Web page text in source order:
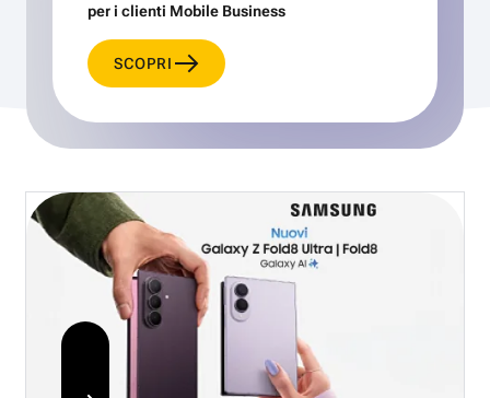
per i clienti Mobile Business
SCOPRI